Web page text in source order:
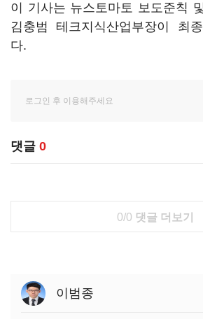
이 기사는 뉴스토마토 보도준칙
김충범 테크지식산업부장이 최종
다.
댓글 0
0/0 댓글 더보기
이범종